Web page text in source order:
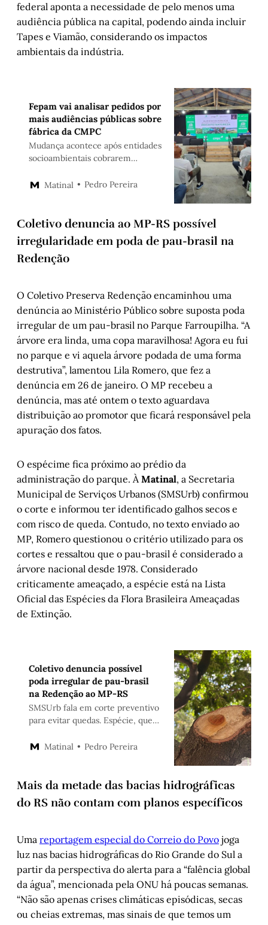
federal aponta a necessidade de pelo menos uma
audiência pública na capital, podendo ainda incluir
Tapes e Viamão, considerando os impactos
ambientais da indústria.
Fepam vai analisar pedidos por
mais audiências públicas sobre
fábrica da CMPC
Mudança acontece após entidades
socioambientais cobrarem
vai avaliar pedidos depois de 13 de
Matinal Pedro Pereira
Coletivo denuncia ao MP-RS possível
irregularidade em poda de pau-brasil na
Redenção
O Coletivo Preserva Redenção encaminhou uma
denúncia ao Ministério Público sobre suposta poda
irregular de um pau-brasil no Parque Farroupilha. “A
árvore era linda, uma copa maravilhosa! Agora eu fui
no parque e vi aquela árvore podada de uma forma
destrutiva”, lamentou Lila Romero, que fez a
denúncia em 26 de janeiro. O MP recebeu a
denúncia, mas até ontem o texto aguardava
distribuição ao promotor que ficará responsável pela
apuração dos fatos.
O espécime fica próximo ao prédio da
administração do parque. À Matinal, a Secretaria
Municipal de Serviços Urbanos (SMSUrb) confirmou
o corte e informou ter identificado galhos secos e
com risco de queda. Contudo, no texto enviado ao
MP, Romero questionou o critério utilizado para os
cortes e ressaltou que o pau-brasil é considerado a
árvore nacional desde 1978. Considerado
criticamente ameaçado, a espécie está na Lista
Oficial das Espécies da Flora Brasileira Ameaçadas
de Extinção.
Coletivo denuncia possível
poda irregular de pau-brasil
na Redenção ao MP-RS
SMSUrb fala em corte preventivo
para evitar quedas. Espécie, que
extinção
Matinal Pedro Pereira
Mais da metade das bacias hidrográficas
do RS não contam com planos específicos
Uma reportagem especial do Correio do Povo joga
luz nas bacias hidrográficas do Rio Grande do Sul a
partir da perspectiva do alerta para a “falência global
da água”, mencionada pela ONU há poucas semanas.
“Não são apenas crises climáticas episódicas, secas
ou cheias extremas, mas sinais de que temos um